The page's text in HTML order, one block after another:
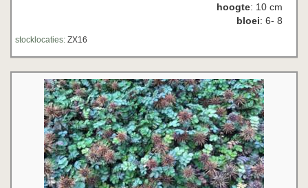
hoogte: 10 cm
bloei: 6- 8
stocklocaties: ZX16